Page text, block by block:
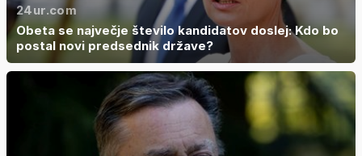
24ur.com
Obeta se največje število kandidatov doslej: Kdo bo
postal novi predsednik države?